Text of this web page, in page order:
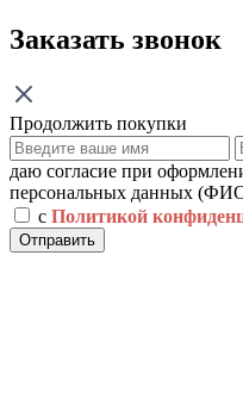
Заказать звонок
Продолжить покупки
даю согласие при
персональных данных
с Политикой